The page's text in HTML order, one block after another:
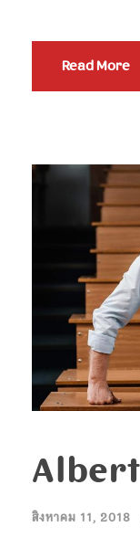
Read More
สิงหาคม 11, 2018